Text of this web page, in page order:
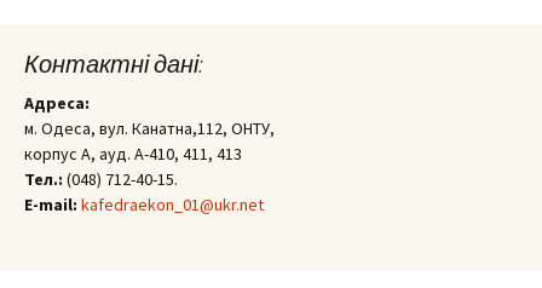
Контактні дані:
Адреса:
м. Одеса, вул. Канатна,112, ОНТУ,
корпус А, ауд. А-410, 411, 413
Тел.: (048) 712-40-15.
E-mail: kafedraekon_01@ukr.net